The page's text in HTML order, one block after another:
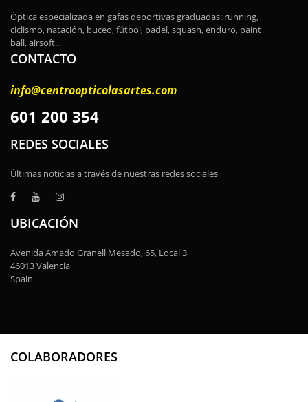
Óptica especializada en gafas deportivas graduadas: running,
ciclismo, natación, buceo, fútbol, padel, squash, enduro, paint
ball, airsoft...
CONTACTO
info@centroopticolasartes.com
601 200 354
REDES SOCIALES
Últimas noticias a través de nuestras redes sociales
UBICACIÓN
Avenida Amado Granell Mesado, 65, Local 3
46013 Valencia
Spain
COLABORADORES